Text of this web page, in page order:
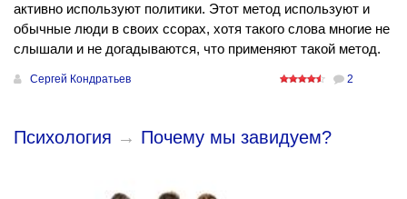
активно используют политики. Этот метод используют и
обычные люди в своих ссорах, хотя такого слова многие не
слышали и не догадываются, что применяют такой метод.
Сергей Кондратьев 2
Психология → Почему мы завидуем?